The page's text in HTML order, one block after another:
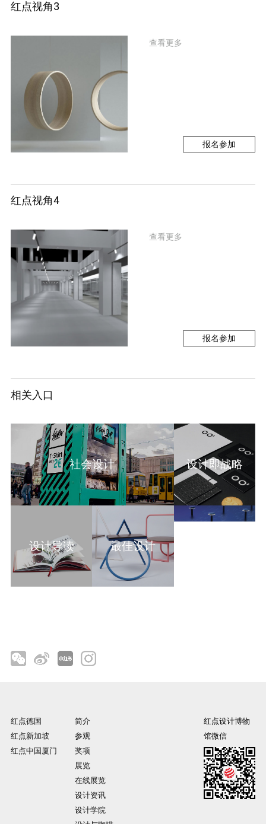
红点视角3
查看更多
报名参加
红点视角4
查看更多
报名参加
相关入口
社会设计 设计即战略
设计导读 最佳设计
红点德国
红点新加坡
红点中国厦门
简介
参观
奖项
展览
在线展览
设计资讯
设计学院
红点设计博物
馆微信